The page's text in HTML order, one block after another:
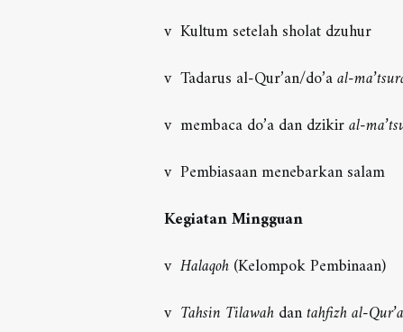
v Kultum setelah sholat dzuhur
v Tadarus al-Qur’an/do’aal-
v membaca do’a dan dzikiral-
v Pembiasaan menebarkan salam
Kegiatan Mingguan
v Halaqoh(Kelompok Pembinaan)
v Tahsin Tilawahdantahfizh al-